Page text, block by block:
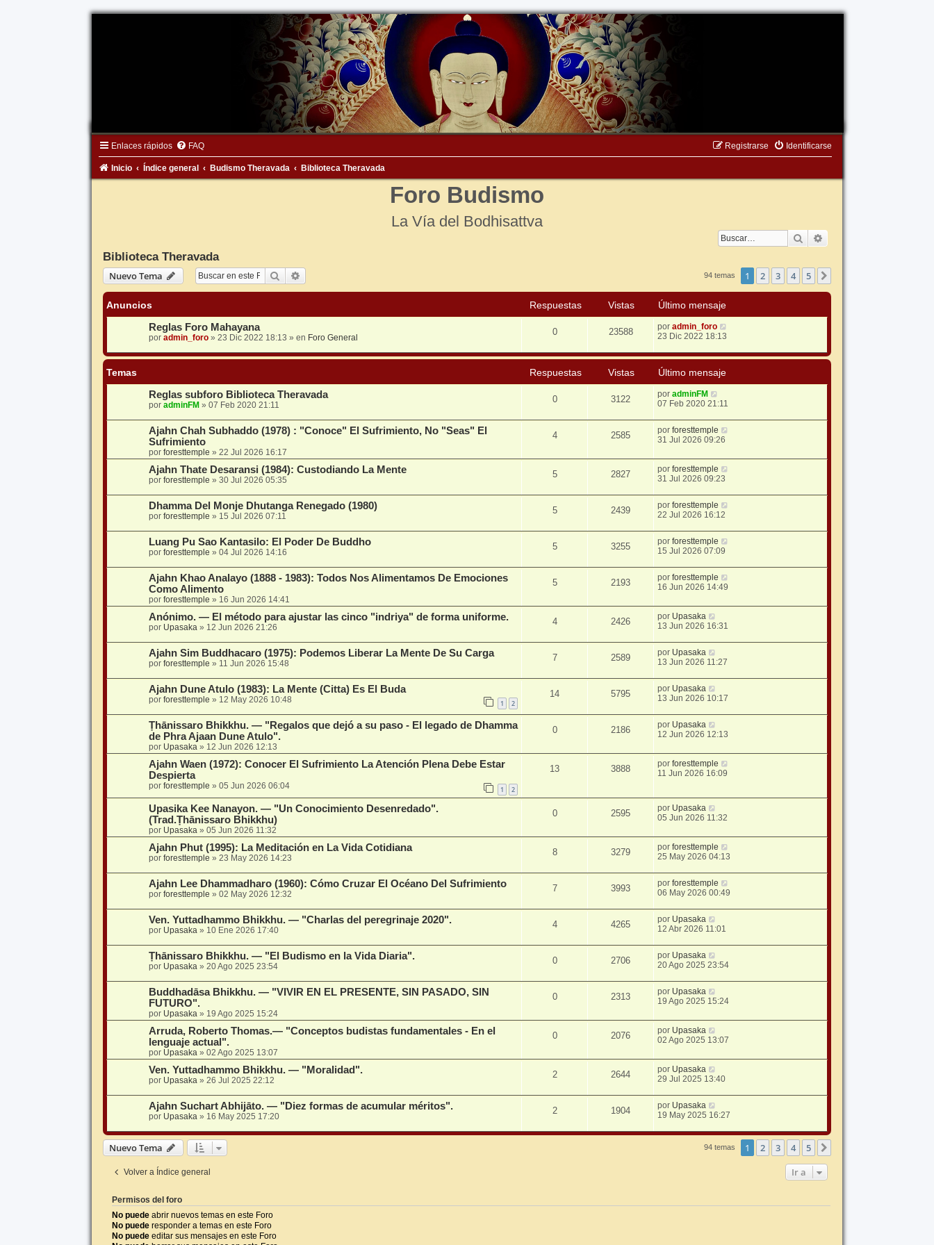
Enlaces rápidos FAQ Identificarse
Registrarse
Inicio Índice general Budismo Theravada Biblioteca Theravada
Foro Budismo
La Vía del Bodhisattva
Buscar
Biblioteca Theravada
Nuevo Tema
Buscar 94 temas 1 2 3 4 5
Anuncios Respuestas Vistas
Último mensaje
Reglas Foro Mahayana
por admin_foro» 23 Dic 2022 18:13 » en Foro General
0 23588 poradmin_foro
23 Dic 2022 18:13
Temas Respuestas Vistas
Último mensaje
Reglas subforo Biblioteca Theravada
por adminFM » 07 Feb 2020 21:11
0 3122 poradminFM
07 Feb 2020 21:11
Ajahn Chah Subhaddo (1978) : "Conoce" El Sufrimiento, No "Seas" El
Sufrimiento
por foresttemple » 22 Jul 2026 16:17
4 2585 porforesttemple
31 Jul 2026 09:26
Ajahn Thate Desaransi (1984): Custodiando La Mente
por foresttemple » 30 Jul 2026 05:35
5 2827 porforesttemple
31 Jul 2026 09:23
Dhamma Del Monje Dhutanga Renegado (1980)
por foresttemple » 15 Jul 2026 07:11
5 2439 porforesttemple
22 Jul 2026 16:12
Luang Pu Sao Kantasilo: El Poder De Buddho
por foresttemple » 04 Jul 2026 14:16
5 3255 porforesttemple
15 Jul 2026 07:09
Ajahn Khao Analayo (1888 - 1983): Todos Nos Alimentamos De Emociones
Como Alimento
por foresttemple » 16 Jun 2026 14:41
5 2193 porforesttemple
16 Jun 2026 14:49
Anónimo. — El método para ajustar las cinco "indriya" de forma uniforme.
por Upasaka» 12 Jun 2026 21:26
4 2426 por Upasaka
13 Jun 2026 16:31
Ajahn Sim Buddhacaro (1975): Podemos Liberar La Mente De Su Carga
por foresttemple » 11 Jun 2026 15:48
7 2589 por Upasaka
13 Jun 2026 11:27
Ajahn Dune Atulo (1983): La Mente (Citta) Es El Buda
por foresttemple » 12 May 2026 10:48 1 2
14 5795 por Upasaka
13 Jun 2026 10:17
Ṭhānissaro Bhikkhu. — "Regalos que dejó a su paso - El legado de Dhamma
de Phra Ajaan Dune Atulo".
por Upasaka» 12 Jun 2026 12:13
0 2186 por Upasaka
12 Jun 2026 12:13
Ajahn Waen (1972): Conocer El Sufrimiento La Atención Plena Debe Estar
Despierta
por foresttemple » 05 Jun 2026 06:04 1 2
13 3888 porforesttemple
11 Jun 2026 16:09
Upasika Kee Nanayon. — "Un Conocimiento Desenredado".
(Trad.Ṭhānissaro Bhikkhu)
por Upasaka» 05 Jun 2026 11:32
0 2595 por Upasaka
05 Jun 2026 11:32
Ajahn Phut (1995): La Meditación en La Vida Cotidiana
por foresttemple » 23 May 2026 14:23
8 3279 porforesttemple
25 May 2026 04:13
Ajahn Lee Dhammadharo (1960): Cómo Cruzar El Océano Del Sufrimiento
por foresttemple » 02 May 2026 12:32
7 3993 porforesttemple
06 May 2026 00:49
Ven. Yuttadhammo Bhikkhu. — "Charlas del peregrinaje 2020".
por Upasaka» 10 Ene 2026 17:40
4 4265 por Upasaka
12 Abr 2026 11:01
Ṭhānissaro Bhikkhu. — "El Budismo en la Vida Diaria".
por Upasaka» 20 Ago 2025 23:54
0 2706 por Upasaka
20 Ago 2025 23:54
Buddhadāsa Bhikkhu. — "VIVIR EN EL PRESENTE, SIN PASADO, SIN
FUTURO".
por Upasaka» 19 Ago 2025 15:24
0 2313 por Upasaka
19 Ago 2025 15:24
Arruda, Roberto Thomas.— "Conceptos budistas fundamentales - En el
lenguaje actual".
por Upasaka» 02 Ago 2025 13:07
0 2076 por Upasaka
02 Ago 2025 13:07
Ven. Yuttadhammo Bhikkhu. — "Moralidad".
por Upasaka» 26 Jul 2025 22:12
2 2644 por Upasaka
29 Jul 2025 13:40
Ajahn Suchart Abhijāto. — "Diez formas de acumular méritos".
por Upasaka» 16 May 2025 17:20
2 1904 por Upasaka
19 May 2025 16:27
Nuevo Tema 94 temas 1 2 3 4 5
Volver a Índice general Ir a
Permisos del foro
No puedeabrir nuevos temas en este Foro
No puederesponder a temas en este Foro
No puedeeditar sus mensajes en este Foro